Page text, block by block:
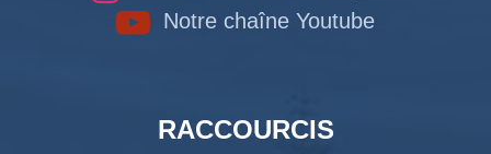
Notre chaîne Youtube
RACCOURCIS